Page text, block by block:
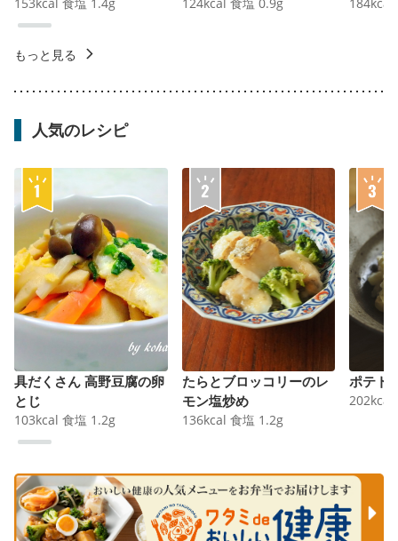
もっと見る
人気のレシピ
具だくさん 高野豆腐の卵
とじ
103kcal 食塩 1.2g
たらとブロッコリーのレ
モン塩炒め
136kcal 食塩 1.2g
ポテト
202kcal